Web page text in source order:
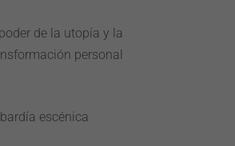
de la utopía y la
personal
escénica